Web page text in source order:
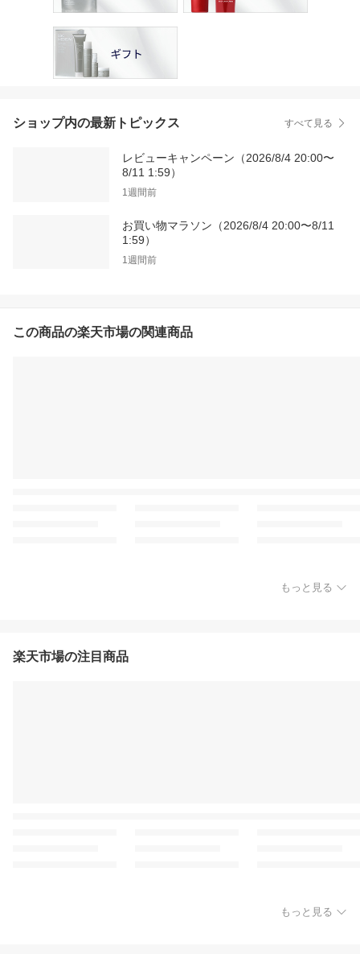
ショップ内の最新トピックス すべて見る
レビューキャンペーン（2026/8/4 20:00〜
8/11 1:59）
1週間前
お買い物マラソン（2026/8/4 20:00〜8/11
1:59）
1週間前
この商品の楽天市場の関連商品
もっと見る
楽天市場の注目商品
もっと見る